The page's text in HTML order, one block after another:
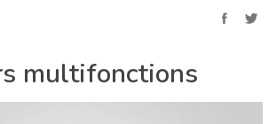
multifonctions